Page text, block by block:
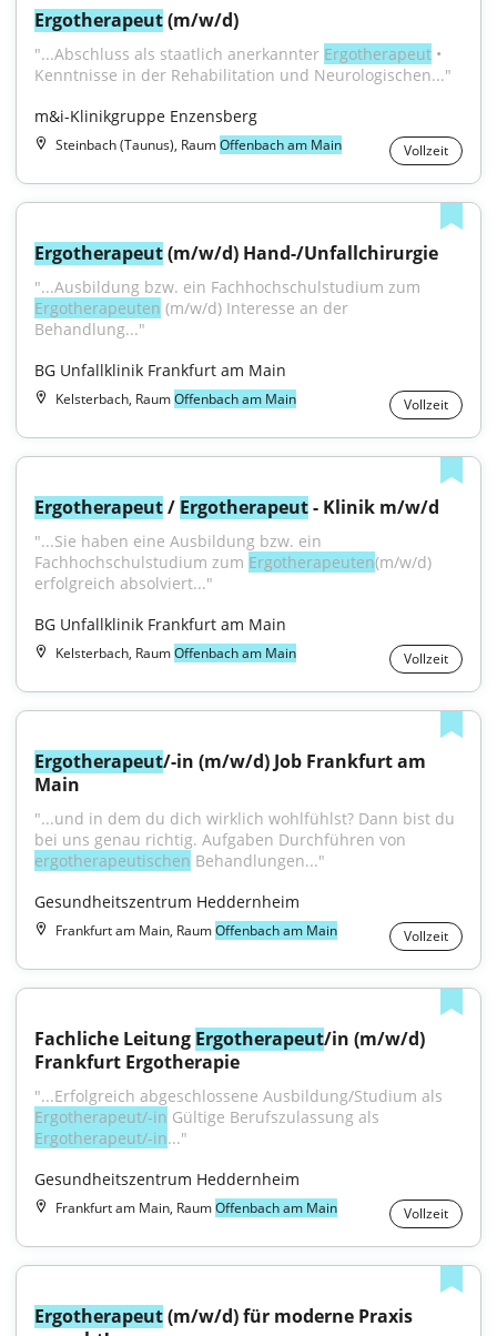
Ergotherapeut (m/w/d)
"...Abschluss als staatlich anerkannter Ergotherapeut •
Kenntnisse in der Rehabilitation und Neurologischen..."
m&i-Klinikgruppe Enzensberg
Steinbach (Taunus), RaumOffenbach am Main Vollzeit
Ergotherapeut (m/w/d) Hand-/Unfallchirurgie
Ergotherapeuten (m/w/d) Interesse an der
Behandlung..."
BG Unfallklinik Frankfurt am Main
Kelsterbach, RaumOffenbach am Main Vollzeit
Ergotherapeut / Ergotherapeut - Klinik m/w/d
"...Sie haben eine Ausbildung bzw. ein
Fachhochschulstudium zum Ergotherapeuten(m/w/d)
erfolgreich absolviert..."
BG Unfallklinik Frankfurt am Main
Kelsterbach, RaumOffenbach am Main Vollzeit
Ergotherapeut/-in (m/w/d) Job Frankfurt am
Main
"...und in dem du dich wirklich wohlfühlst? Dann bist du
ergotherapeutischen Behandlungen..."
Gesundheitszentrum Heddernheim
Frankfurt am Main, RaumOffenbach am Main Vollzeit
Fachliche Leitung Ergotherapeut/in (m/w/d)
Frankfurt Ergotherapie
Ergotherapeut/-in
Ergotherapeut/-in..."
Gesundheitszentrum Heddernheim
Frankfurt am Main, RaumOffenbach am Main Vollzeit
Ergotherapeut (m/w/d) für moderne Praxis